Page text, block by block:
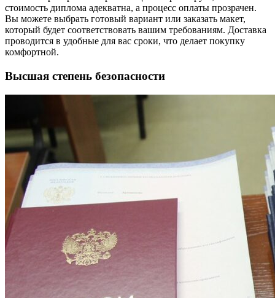
стоимость диплома адекватна, а процесс оплаты прозрачен.
Вы можете выбрать готовый вариант или заказать макет,
который будет соответствовать вашим требованиям. Доставка
проводится в удобные для вас сроки, что делает покупку
комфортной.
Высшая степень безопасности